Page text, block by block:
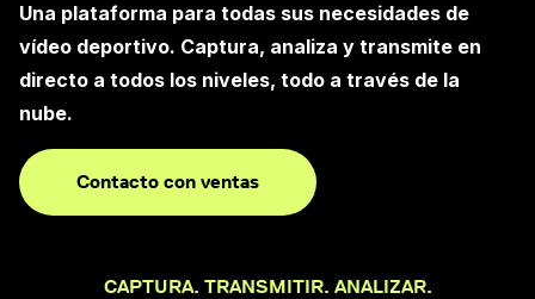
Una plataforma para todas sus necesidades de
vídeo deportivo. Captura, analiza y transmite en
directo a todos los niveles, todo a través de la
nube.
Contacto con ventas
CAPTURA. TRANSMITIR. ANALIZAR.